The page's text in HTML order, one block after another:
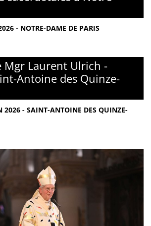
- NOTRE-DAME DE PARIS
Mgr Laurent Ulrich -
Antoine des Quinze-
2026 - SAINT-ANTOINE DES QUINZE-